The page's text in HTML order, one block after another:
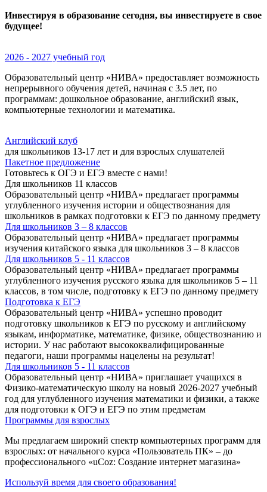
Инвестируя в образование сегодня, вы инвестируете в свое
будущее!
2026 - 2027 учебный год
Образовательный центр «НИВА» предоставляет возможность
непрерывного обучения детей, начиная с 3.5 лет, по
программам: дошкольное образование, английский язык,
компьютерные технологии и математика.
Английский клуб
для школьников 13-17 лет и для взрослых слушателей
Пакетное предложение
Готовьтесь к ОГЭ и ЕГЭ вместе с нами!
Для школьников 11 классов
Образовательный центр «НИВА» предлагает программы
углубленного изучения истории и обществознания для
школьников в рамках подготовки к ЕГЭ по данному предмету
Для школьников 3 – 8 классов
Образовательный центр «НИВА» предлагает программы
изучения китайского языка для школьников 3 – 8 классов
Для школьников 5 - 11 классов
Образовательный центр «НИВА» предлагает программы
углубленного изучения русского языка для школьников 5 – 11
классов, в том числе, подготовку к ЕГЭ по данному предмету
Подготовка к ЕГЭ
Образовательный центр «НИВА» успешно проводит
подготовку школьников к ЕГЭ по русскому и английскому
языкам, информатике, математике, физике, обществознанию и
истории. У нас работают высококвалифицированные
педагоги, наши программы нацелены на результат!
Для школьников 5 - 11 классов
Образовательный центр «НИВА» приглашает учащихся в
Физико-математическую школу на новый 2026-2027 учебный
год для углубленного изучения математики и физики, а также
для подготовки к ОГЭ и ЕГЭ по этим предметам
Программы для взрослых
Мы предлагаем широкий спектр компьютерных программ для
взрослых: от начального курса «Пользователь ПК» – до
профессионального «uCoz: Создание интернет магазина»
Используй время для своего образования!